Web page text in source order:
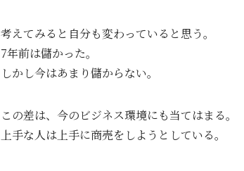
考えてみると自分も変わっていると思う。
7年前は儲かった。
しかし今はあまり儲からない。
この差は、今のビジネス環境にも当てはまる。
上手な人は上手に商売をしようとしている。